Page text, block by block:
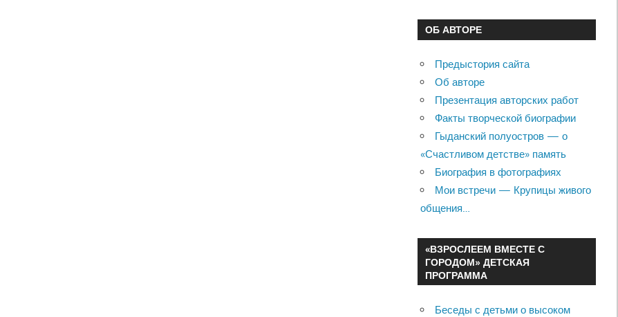
ОБ АВТОРЕ
Предыстория сайта
Об авторе
Презентация авторских работ
Факты творческой биографии
Гыданский полуостров — о
«Счастливом детстве» память
Биография в фотографиях
Мои встречи — Крупицы живого
общения…
«ВЗРОСЛЕЕМ ВМЕСТЕ С
ГОРОДОМ» ДЕТСКАЯ
ПРОГРАММА
Беседы с детьми о высоком